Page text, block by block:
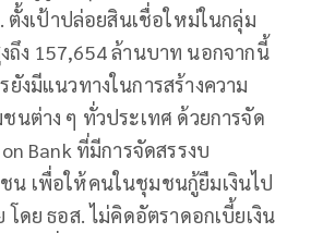
ตั้งเป้าปล่อยสินเชื่อใหม่ในกลุ่ม
ถึง 157,654 ล้านบาท นอกจากนี้
ยังมีแนวทางในการสร้างความ
นต่าง ๆ ทั่วประเทศ ด้วยการจัด
Bank ที่มีการจัดสรรงบ
น เพื่อให้คนในชุมชนกู้ยืมเงินไป
ดย ธอส. ไม่คิดอัตราดอกเบี้ยเงิน